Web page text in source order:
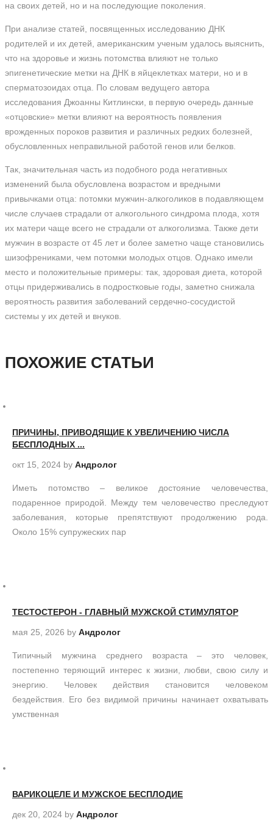
на своих детей, но и на последующие поколения.
При анализе статей, посвященных исследованию ДНК
родителей и их детей, американским ученым удалось выяснить,
что на здоровье и жизнь потомства влияют не только
эпигенетические метки на ДНК в яйцеклетках матери, но и в
сперматозоидах отца. По словам ведущего автора
исследования Джоанны Китлински, в первую очередь данные
«отцовские» метки влияют на вероятность появления
врожденных пороков развития и различных редких болезней,
обусловленных неправильной работой генов или белков.
Так, значительная часть из подобного рода негативных
изменений была обусловлена возрастом и вредными
привычками отца: потомки мужчин-алкоголиков в подавляющем
числе случаев страдали от алкогольного синдрома плода, хотя
их матери чаще всего не страдали от алкоголизма. Также дети
мужчин в возрасте от 45 лет и более заметно чаще становились
шизофрениками, чем потомки молодых отцов. Однако имели
место и положительные примеры: так, здоровая диета, которой
отцы придерживались в подростковые годы, заметно снижала
вероятность развития заболеваний сердечно-сосудистой
системы у их детей и внуков.
ПОХОЖИЕ СТАТЬИ
ПРИЧИНЫ, ПРИВОДЯЩИЕ К УВЕЛИЧЕНИЮ ЧИСЛА
БЕСПЛОДНЫХ ...
окт 15, 2024 by Андролог
Иметь потомство – великое достояние человечества,
подаренное природой. Между тем человечество преследуют
заболевания, которые препятствуют продолжению рода.
Около 15% супружеских пар
ТЕСТОСТЕРОН - ГЛАВНЫЙ МУЖСКОЙ СТИМУЛЯТОР
мая 25, 2026 by Андролог
Типичный мужчина среднего возраста – это человек,
постепенно теряющий интерес к жизни, любви, свою силу и
энергию. Человек действия становится человеком
бездействия. Его без видимой причины начинает охватывать
умственная
ВАРИКОЦЕЛЕ И МУЖСКОЕ БЕСПЛОДИЕ
дек 20, 2024 by Андролог